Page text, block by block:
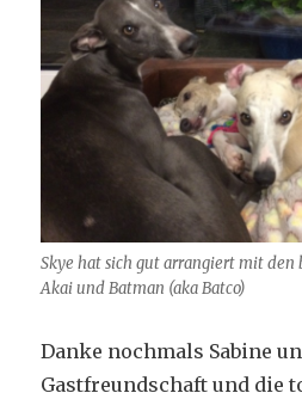
Skye hat sich gut arrangiert mit
Akai und Batman (aka Batco)
Danke nochmals Sabine
Gastfreundschaft und die